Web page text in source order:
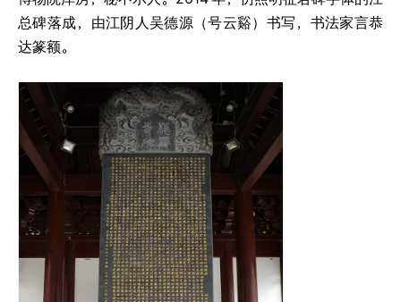
总碑落成，由江阴人吴德源（号云谿）书写，书法家言恭
达篆额。